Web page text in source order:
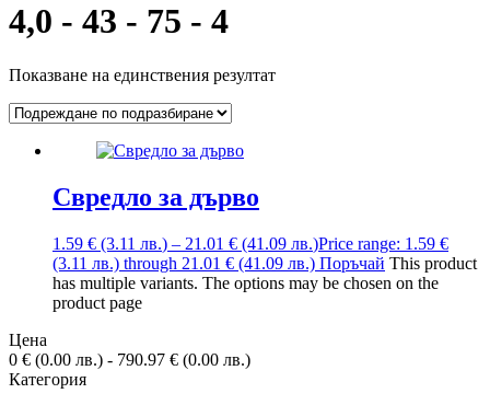
4,0 - 43 - 75 - 4
Показване на единствения резултат
Свредло за дърво
1.59 € (3.11 лв.) – 21.01 € (41.09 лв.)Price range: 1.59 €
(3.11 лв.) through 21.01 € (41.09 лв.) Поръчай This product
has multiple variants. The options may be chosen on the
product page
Цена
0 € (0.00 лв.) - 790.97 € (0.00 лв.)
Категория